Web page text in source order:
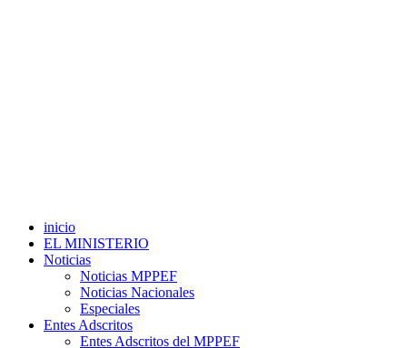
inicio
EL MINISTERIO
Noticias
Noticias MPPEF
Noticias Nacionales
Especiales
Entes Adscritos
Entes Adscritos del MPPEF